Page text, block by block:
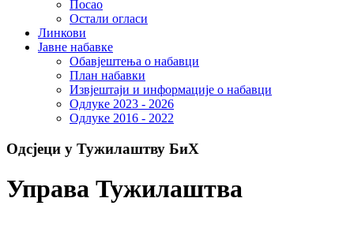
Посао
Остали огласи
Линкови
Јавне набавке
Обавјештења о набавци
План набавки
Извјештаји и информације о набавци
Одлуке 2023 - 2026
Одлуке 2016 - 2022
Одсјеци у Тужилаштву БиХ
Управа Тужилаштва